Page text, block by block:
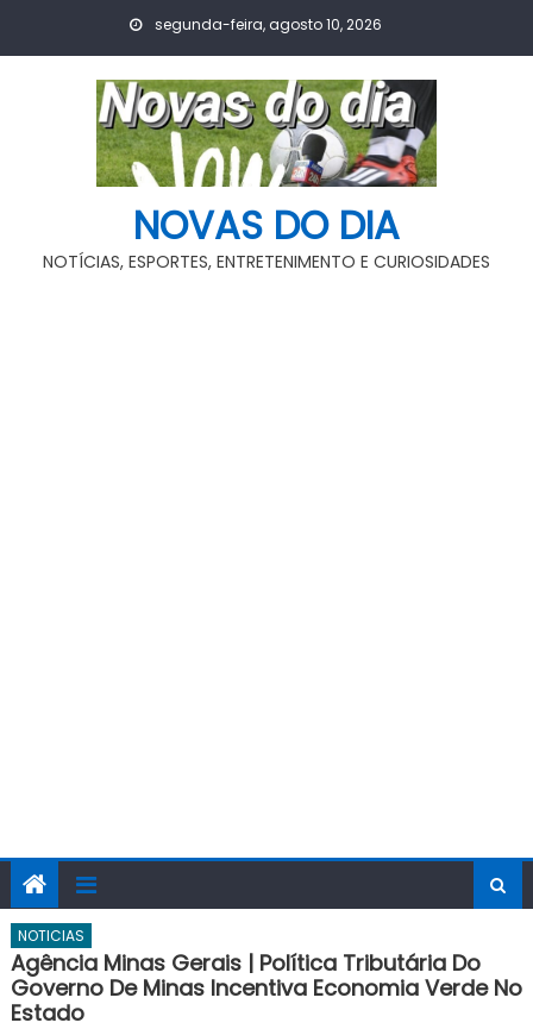
segunda-feira, agosto 10, 2026
NOVAS DO DIA
NOTÍCIAS, ESPORTES, ENTRETENIMENTO E CURIOSIDADES
NOTICIAS
Agência Minas Gerais | Política Tributária Do
Governo De Minas Incentiva Economia Verde No
Estado